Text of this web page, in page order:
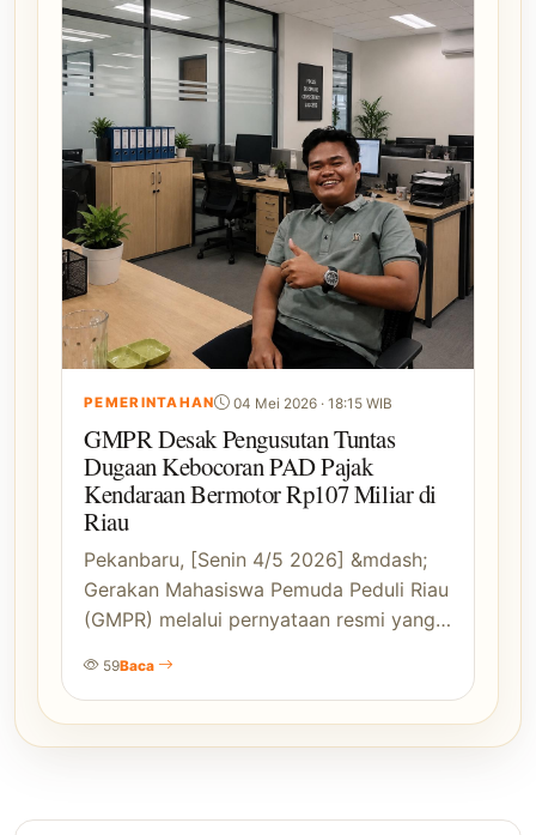
PEMERINTAHAN 04 Mei 2026 · 18:15 WIB
GMPR Desak Pengusutan Tuntas
Dugaan Kebocoran PAD Pajak
Kendaraan Bermotor Rp107 Miliar di
Riau
Pekanbaru, [Senin 4/5 2026] &mdash;
Gerakan Mahasiswa Pemuda Peduli Riau
(GMPR) melalui pernyataan resmi yang…
59Baca